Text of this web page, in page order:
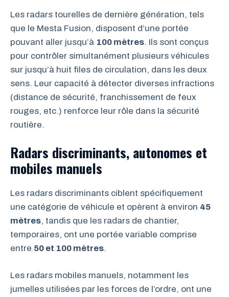
Les radars tourelles de dernière génération, tels
que le Mesta Fusion, disposent d’une portée
pouvant aller jusqu’à 100 mètres. Ils sont conçus
pour contrôler simultanément plusieurs véhicules
sur jusqu’à huit files de circulation, dans les deux
sens. Leur capacité à détecter diverses infractions
(distance de sécurité, franchissement de feux
rouges, etc.) renforce leur rôle dans la sécurité
routière.
Radars discriminants, autonomes et
mobiles manuels
Les radars discriminants ciblent spécifiquement
une catégorie de véhicule et opèrent à environ 45
mètres, tandis que les radars de chantier,
temporaires, ont une portée variable comprise
entre 50 et 100 mètres.
Les radars mobiles manuels, notamment les
jumelles utilisées par les forces de l’ordre, ont une